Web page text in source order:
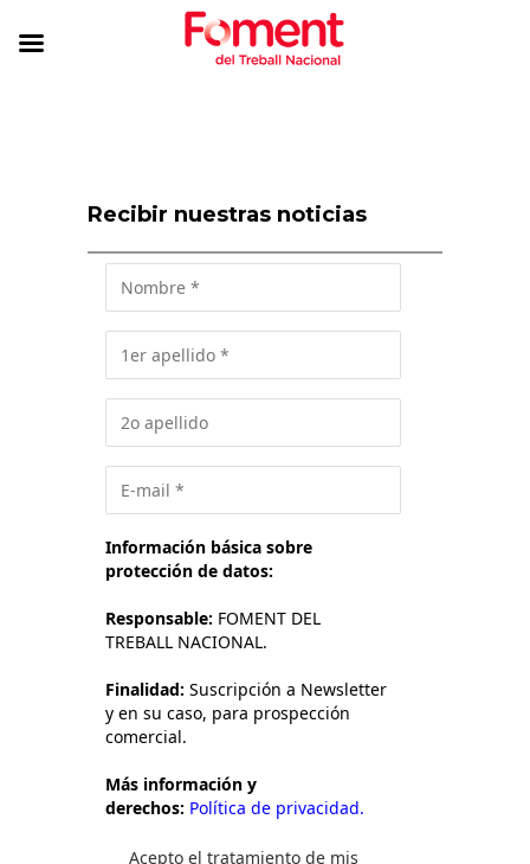
Recibir nuestras noticias
Información básica sobre
protección de datos:
Responsable: FOMENT DEL
TREBALL NACIONAL.
Finalidad: Suscripción a Newsletter
y en su caso, para prospección
comercial.
Más información y
derechos: Política de privacidad.
Acepto el tratamiento de mis